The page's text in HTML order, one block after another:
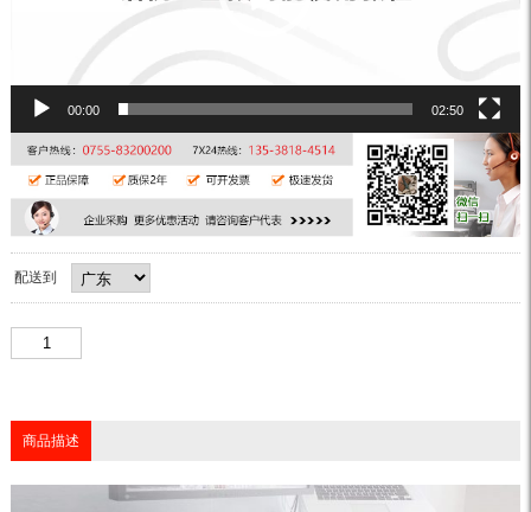
00:00 02:50
配送到
商品描述